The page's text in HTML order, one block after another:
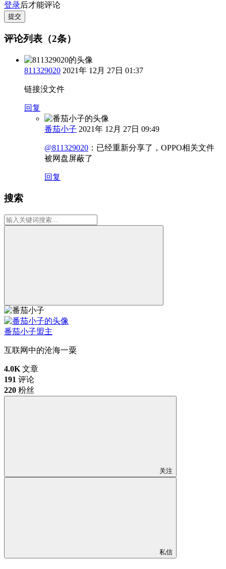
登录后才能评论
提交
评论列表（2条）
811329020 2021年 12月 27日 01:37
链接没文件
回复
番茄小子 2021年 12月 27日 09:49
@811329020 ： 已经重新分享了，OPPO相关文件
被网盘屏蔽了
回复
搜索
番茄小子盟主
互联网中的沧海一粟
4.0K 文章
191 评论
220 粉丝
关注
私信